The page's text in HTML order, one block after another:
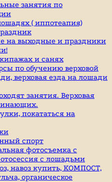
занятия по
( иппотеапия)
на выходные и праздники
и санях
по обучению верховой
верховая езда на лошади
занятия. Верховая
покататься на
спорт
фотосъемка с
с лошадьми
навоз купить, КОМПОСТ,
органическое